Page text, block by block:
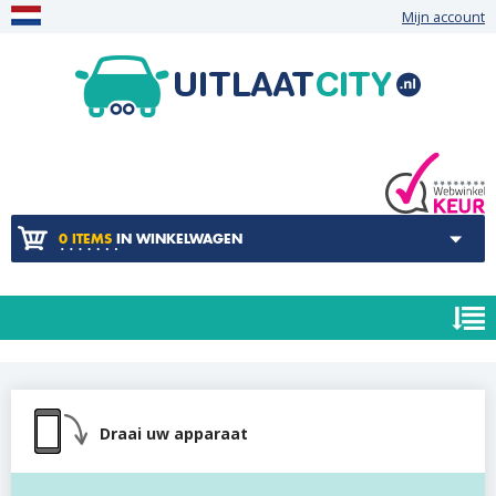
Mijn account
0 ITEMS IN WINKELWAGEN
Draai uw apparaat